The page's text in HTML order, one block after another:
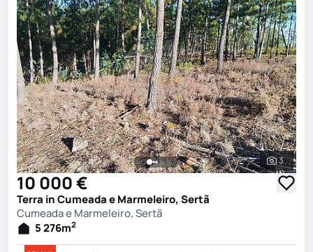
Vedi
3
10 000 €
Terra in Cumeada e Marmeleiro, Sertã
Cumeada e Marmeleiro, Sertã
5 276m2